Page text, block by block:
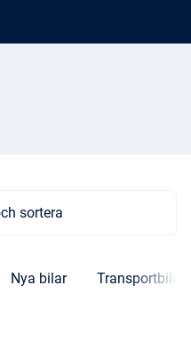
sortera
Nya bilar Transportbilar